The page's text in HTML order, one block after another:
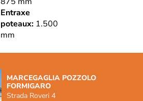
Entraxe
poteaux: 1.500
mm
MARCEGAGLIA POZZOLO
FORMIGARO
Strada Roveri 4